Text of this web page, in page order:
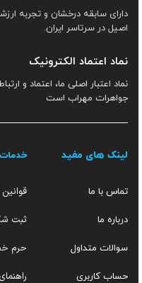
دارای سابقه درخشان و تجربه
اصیل در سرتاسر ایران.
نماد اعتماد الکترونیک
نماد اعتبار اصلی ما، اعتماد و
جواهرات مهراب است
لینک های مفید
تماس با ما
درباره ما
سوالات متداول
حساب کاربری
ثبت
حرم